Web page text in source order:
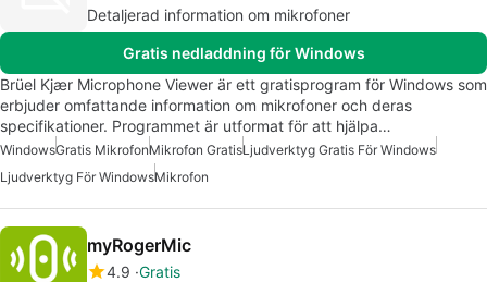
Detaljerad information om mikrofoner
Gratis nedladdning för Windows
Brüel Kjær Microphone Viewer är ett gratisprogram för Windows som
erbjuder omfattande information om mikrofoner och deras
specifikationer. Programmet är utformat för att hjälpa…
WindowsGratis MikrofonMikrofon GratisLjudverktyg Gratis För Windows
Ljudverktyg För WindowsMikrofon
myRogerMic
4.9 Gratis